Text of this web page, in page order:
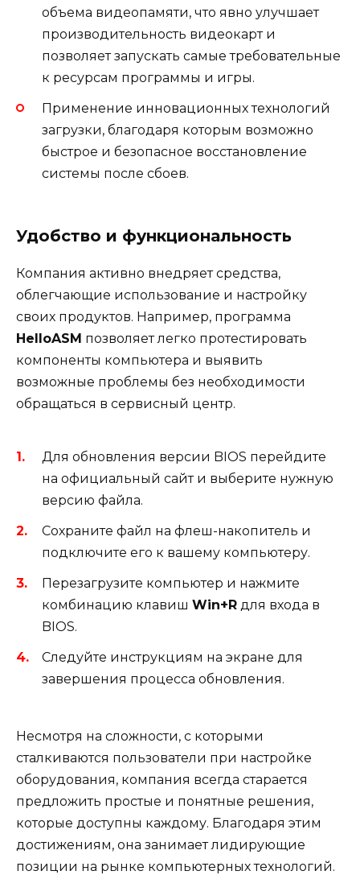
объема видеопамяти, что явно улучшает
производительность видеокарт и
позволяет запускать самые требовательные
к ресурсам программы и игры.
Применение инновационных технологий
загрузки, благодаря которым возможно
быстрое и безопасное восстановление
системы после сбоев.
Удобство и функциональность
Компания активно внедряет средства,
облегчающие использование и настройку
своих продуктов. Например, программа
HelloASM позволяет легко протестировать
компоненты компьютера и выявить
возможные проблемы без необходимости
обращаться в сервисный центр.
Для обновления версии BIOS перейдите
на официальный сайт и выберите нужную
версию файла.
Сохраните файл на флеш-накопитель и
подключите его к вашему компьютеру.
Перезагрузите компьютер и нажмите
комбинацию клавиш Win+R для входа в
BIOS.
Следуйте инструкциям на экране для
завершения процесса обновления.
Несмотря на сложности, с которыми
сталкиваются пользователи при настройке
оборудования, компания всегда старается
предложить простые и понятные решения,
которые доступны каждому. Благодаря этим
достижениям, она занимает лидирующие
позиции на рынке компьютерных технологий.